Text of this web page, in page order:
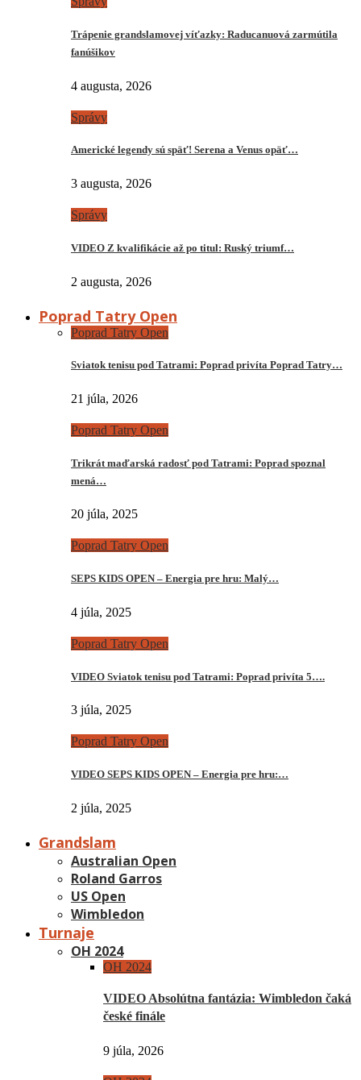
Trápenie grandslamovej víťazky: Raducanuová zarmútila
fanúšikov
4 augusta, 2026
Správy
Americké legendy sú späť! Serena a Venus opäť…
3 augusta, 2026
Správy
VIDEO Z kvalifikácie až po titul: Ruský triumf…
2 augusta, 2026
Poprad Tatry Open
Poprad Tatry Open
Sviatok tenisu pod Tatrami: Poprad privíta Poprad Tatry…
21 júla, 2026
Poprad Tatry Open
Trikrát maďarská radosť pod Tatrami: Poprad spoznal
mená…
20 júla, 2025
Poprad Tatry Open
SEPS KIDS OPEN – Energia pre hru: Malý…
4 júla, 2025
Poprad Tatry Open
VIDEO Sviatok tenisu pod Tatrami: Poprad privíta 5….
3 júla, 2025
Poprad Tatry Open
VIDEO SEPS KIDS OPEN – Energia pre hru:…
2 júla, 2025
Grandslam
Australian Open
Roland Garros
US Open
Wimbledon
Turnaje
OH 2024
OH 2024
VIDEO Absolútna fantázia: Wimbledon čaká
české finále
9 júla, 2026